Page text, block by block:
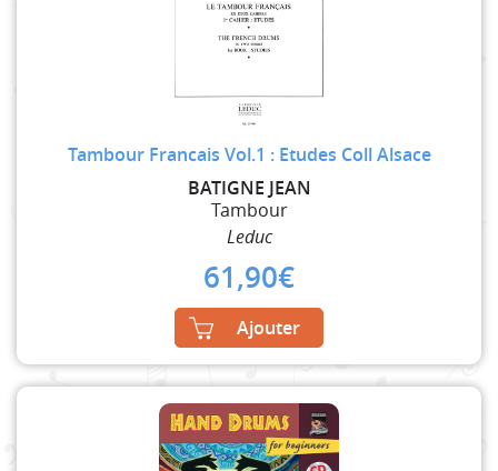
Tambour Francais Vol.1 : Etudes Coll Alsace
BATIGNE JEAN
Tambour
Leduc
61,90€
Ajouter